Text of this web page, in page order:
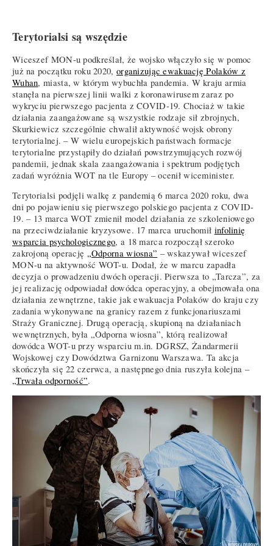
Terytorialsi są wszędzie
Wiceszef MON-u podkreślał, że wojsko włączyło się w pomoc
już na początku roku 2020, organizując ewakuację Polaków z
Wuhan, miasta, w którym wybuchła pandemia. W kraju armia
stanęła na pierwszej linii walki z koronawirusem zaraz po
wykryciu pierwszego pacjenta z COVID-19. Chociaż w takie
działania zaangażowane są wszystkie rodzaje sił zbrojnych,
Skurkiewicz szczególnie chwalił aktywność wojsk obrony
terytorialnej. – W wielu europejskich państwach formacje
terytorialne przystąpiły do działań powstrzymujących rozwój
pandemii, jednak skala zaangażowania i spektrum podjętych
zadań wyróżnia WOT na tle Europy – ocenił wiceminister.
Terytorialsi podjęli walkę z pandemią 6 marca 2020 roku, dwa
dni po pojawieniu się pierwszego polskiego pacjenta z COVID-
19. – 13 marca WOT zmienił model działania ze szkoleniowego
na przeciwdziałanie kryzysowe. 17 marca uruchomił infolinię
wsparcia psychologicznego, a 18 marca rozpoczął szeroko
zakrojoną operację „Odporna wiosna” – wskazywał wiceszef
MON-u na aktywność WOT-u. Dodał, że w marcu zapadła
decyzja o prowadzeniu dwóch operacji. Pierwsza to „Tarcza”, za
jej realizację odpowiadał dowódca operacyjny, a obejmowała ona
działania zewnętrzne, takie jak ewakuacja Polaków do kraju czy
zadania wykonywane na granicy razem z funkcjonariuszami
Straży Granicznej. Drugą operacją, skupioną na działaniach
wewnętrznych, była „Odporna wiosna”, którą realizował
dowódca WOT-u przy wsparciu m.in. DGRSZ, Żandarmerii
Wojskowej czy Dowództwa Garnizonu Warszawa. Ta akcja
skończyła się 22 czerwca, a następnego dnia ruszyła kolejna –
„Trwała odporność”.